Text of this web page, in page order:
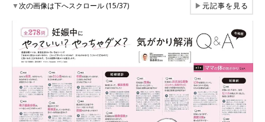
▼次の画像は下へスクロール (15/37) ▶元記事を見る